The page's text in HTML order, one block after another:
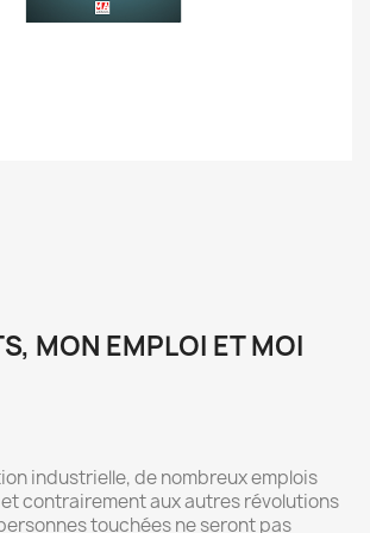
MON EMPLOI ET MOI
industrielle, de nombreux emplois
contrairement aux autres révolutions
touchées ne seront pas